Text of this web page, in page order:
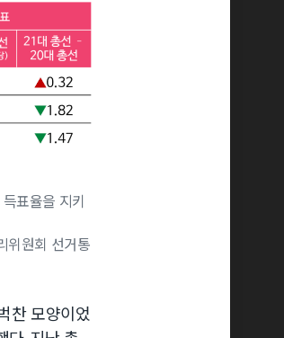
표율을 지키
위원회 선거통
찬 모양이었